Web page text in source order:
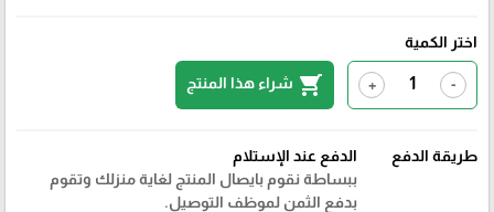
اختر الكمية
-
+
shopping_cart شراء هذا المنتج
طريقة الدفع
الدفع عند الإستلام
ببساطة نقوم بايصال المنتج لغاية منزلك وتقوم
بدفع الثمن لموظف التوصيل.